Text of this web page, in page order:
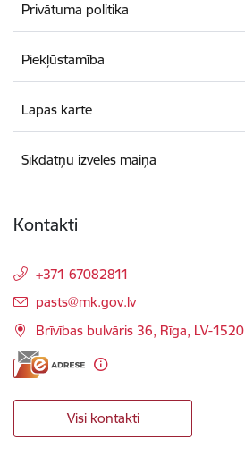
Privātuma politika
Piekļūstamība
Lapas karte
Sīkdatņu izvēles maiņa
Kontakti
+371 67082811
E-pasts:
pasts@mk.gov.lv
Brīvības bulvāris 36, Rīga, LV-1520
Visi kontakti